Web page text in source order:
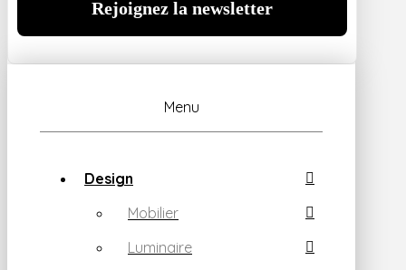
Menu
Design
Mobilier
Luminaire